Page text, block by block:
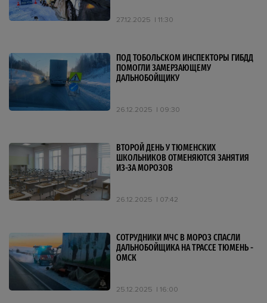
27.12.2025 11:30
ПОД ТОБОЛЬСКОМ ИНСПЕКТОРЫ ГИБДД
ПОМОГЛИ ЗАМЕРЗАЮЩЕМУ
ДАЛЬНОБОЙЩИКУ
26.12.2025 09:30
ВТОРОЙ ДЕНЬ У ТЮМЕНСКИХ
ШКОЛЬНИКОВ ОТМЕНЯЮТСЯ ЗАНЯТИЯ
ИЗ-ЗА МОРОЗОВ
26.12.2025 07:42
СОТРУДНИКИ МЧС В МОРОЗ СПАСЛИ
ДАЛЬНОБОЙЩИКА НА ТРАССЕ ТЮМЕНЬ -
ОМСК
25.12.2025 16:00